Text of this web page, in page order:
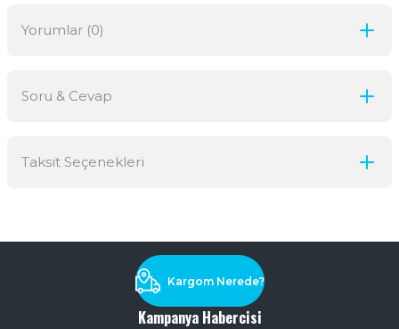
Yorumlar (0)
Soru & Cevap
Taksit Seçenekleri
Kampanya Habercisi
Kargom Nerede?